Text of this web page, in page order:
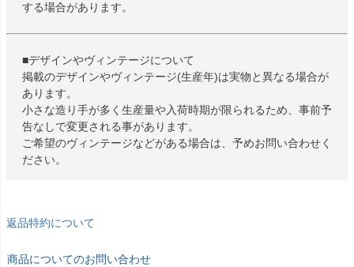
する場合があります。
■デザインやヴィンテージについて
掲載のデザインやヴィンテージ(生産年)は実物と異なる場合が
あります。
小さな造り手が多く生産量や入荷時期が限られるため、事前予
告なしで変更される事があります。
ご希望のヴィンテージなどがある場合は、予めお問い合わせく
ださい。
返品特約について
商品についてのお問い合わせ